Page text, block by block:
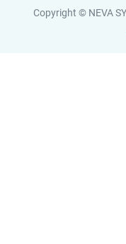
Copyright © NEVA